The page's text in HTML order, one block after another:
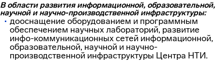
В области развития информационной, образовательной,
научной и научно-производственной инфраструктуры:
дооснащение оборудованием и программным
обеспечением научных лабораторий, развитие
инфо-коммуникационных сетей информационной,
образовательной, научной и научно-
производственной инфраструктуры Центра НТИ.